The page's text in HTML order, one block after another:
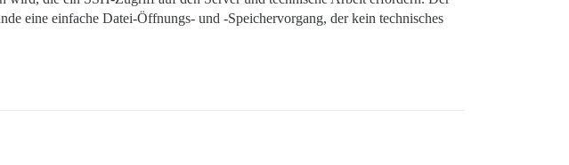
eine einfache Datei-Öffnungs- und -Speichervorgang, der kein technisches